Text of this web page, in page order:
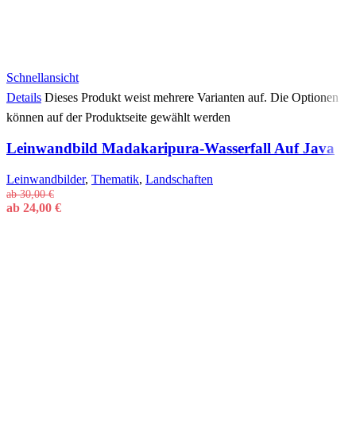
Schnellansicht
Details Dieses Produkt weist mehrere Varianten auf. Die Optionen
können auf der Produktseite gewählt werden
Leinwandbild Madakaripura-Wasserfall Auf Java
Leinwandbilder, Thematik, Landschaften
ab30,00€
ab 24,00 €